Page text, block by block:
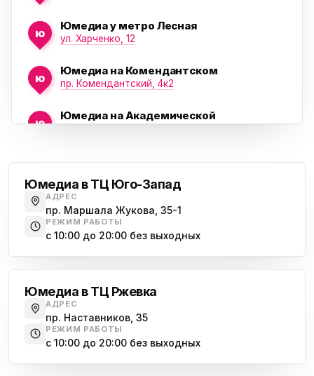
ю
Юмедиа у метро Лесная
ул. Харченко, 12
ю
Юмедиа на Комендантском
пр. Комендантский, 4к2
ю
Юмедиа на Академической
Юмедиа на Наставников
пр. Наставников 35
ю
Юмедиа в ТК Юго-Запад
пр. Маршала Жукова, 35-1
Юмедиа на Космонавтов
Юмедиа в ТЦ Юго-Запад
АДРЕС
пр. Маршала Жукова, 35-1
РЕЖИМ РАБОТЫ
с 10:00 до 20:00 без выходных
Юмедиа в ТЦ Ржевка
АДРЕС
пр. Наставников, 35
РЕЖИМ РАБОТЫ
с 10:00 до 20:00 без выходных